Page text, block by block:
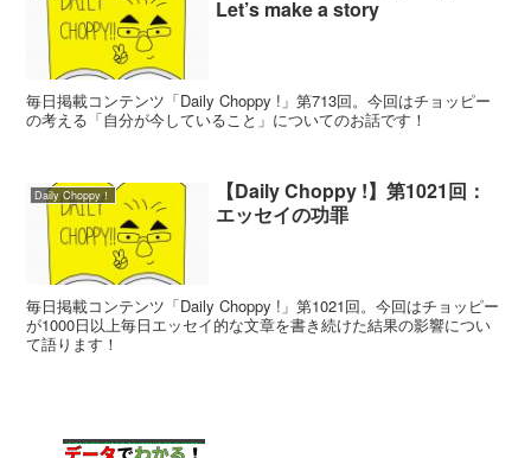
Let’s make a story
毎日掲載コンテンツ「Daily Choppy !」第713回。今回はチョッピー
の考える「自分が今していること」についてのお話です！
Daily Choppy！
【Daily Choppy !】第1021回：
エッセイの功罪
毎日掲載コンテンツ「Daily Choppy !」第1021回。今回はチョッピー
が1000日以上毎日エッセイ的な文章を書き続けた結果の影響につい
て語ります！